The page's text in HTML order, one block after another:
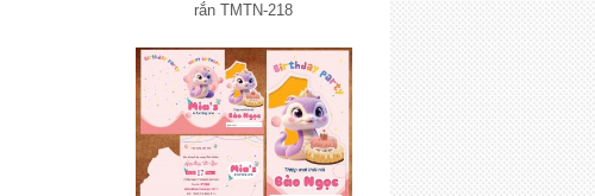
rắn TMTN-218